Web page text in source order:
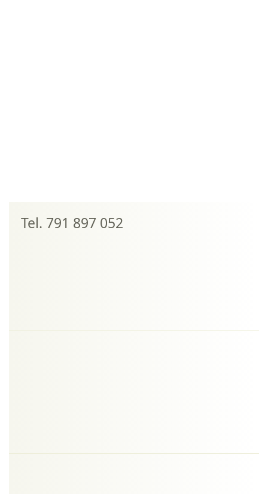
Tel. 791 897 052